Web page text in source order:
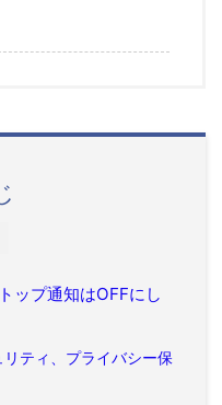
ップ通知はOFFにし
ティ、プライバシー保